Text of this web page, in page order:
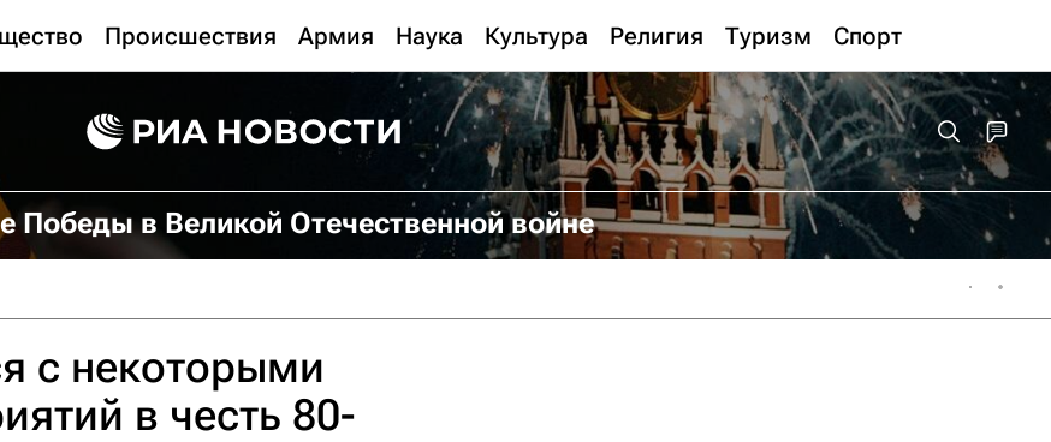
Происшествия Армия Наука Культура Религия Туризм Спорт
Победы в Великой Отечественной войне
с некоторыми
в честь 80-